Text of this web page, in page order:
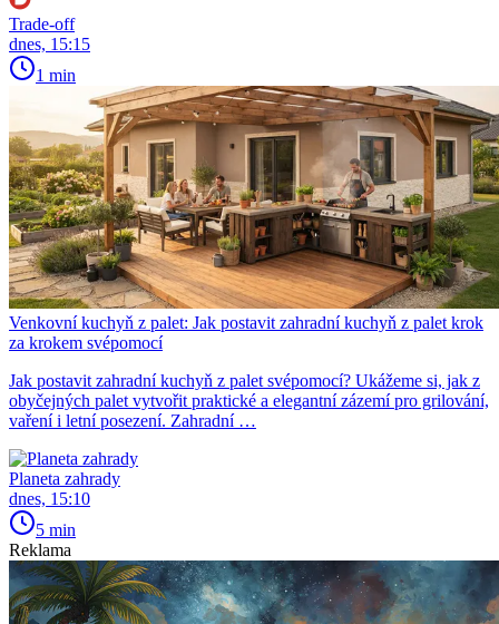
Trade-off
dnes, 15:15
1 min
Venkovní kuchyň z palet: Jak postavit zahradní kuchyň z palet krok
za krokem svépomocí
Jak postavit zahradní kuchyň z palet svépomocí? Ukážeme si, jak z
obyčejných palet vytvořit praktické a elegantní zázemí pro grilování,
vaření i letní posezení. Zahradní …
Planeta zahrady
dnes, 15:10
5 min
Reklama